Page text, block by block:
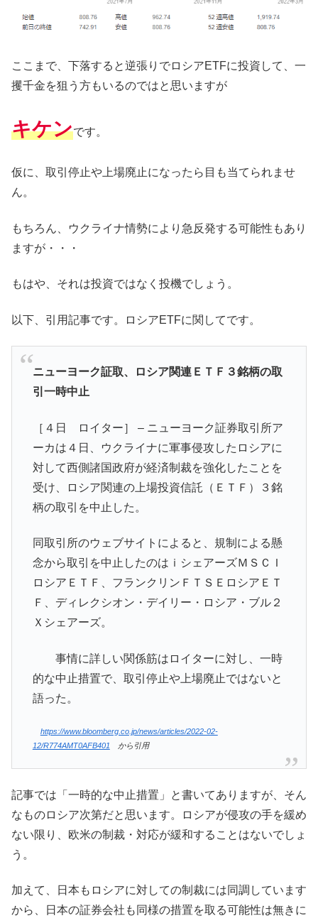
ここまで、下落すると逆張りでロシアETFに投資して、一
攫千金を狙う方もいるのではと思いますが
キケンです。
仮に、取引停止や上場廃止になったら目も当てられませ
ん。
もちろん、ウクライナ情勢により急反発する可能性もあり
ますが・・・
もはや、それは投資ではなく投機でしょう。
以下、引用記事です。ロシアETFに関してです。
ニューヨーク証取、ロシア関連ＥＴＦ３銘柄の取
引一時中止
［４日 ロイター］ – ニューヨーク証券取引所ア
ーカは４日、ウクライナに軍事侵攻したロシアに
対して西側諸国政府が経済制裁を強化したことを
受け、ロシア関連の上場投資信託（ＥＴＦ）３銘
柄の取引を中止した。
同取引所のウェブサイトによると、規制による懸
念から取引を中止したのはｉシェアーズＭＳＣＩ
ロシアＥＴＦ、フランクリンＦＴＳＥロシアＥＴ
Ｆ、ディレクシオン・デイリー・ロシア・ブル２
Ｘシェアーズ。
事情に詳しい関係筋はロイターに対し、一時
的な中止措置で、取引停止や上場廃止ではないと
語った。
https://www.bloomberg.co.jp/news/articles/2022-02-
12/R774AMT0AFB401 から引用
記事では「一時的な中止措置」と書いてありますが、そん
なものロシア次第だと思います。ロシアが侵攻の手を緩め
ない限り、欧米の制裁・対応が緩和することはないでしょ
う。
加えて、日本もロシアに対しての制裁には同調しています
から、日本の証券会社も同様の措置を取る可能性は無きに